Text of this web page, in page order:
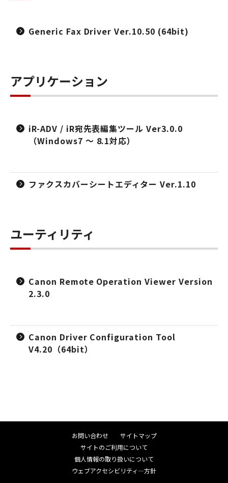
Generic Fax Driver Ver.10.50 (64bit)
アプリケーション
iR-ADV / iR宛先表編集ツール Ver3.0.0
（Windows7 ～ 8.1対応）
ファクスカバーシートエディター Ver.1.10
ユーティリティ
Canon Remote Operation Viewer Version
2.3.0
Canon Driver Configuration Tool
V4.20（64bit）
お問い合わせ
サイトマップ
サイトのご利用について
個人情報の取り扱いについて
ウェブアクセシビリティ―方針